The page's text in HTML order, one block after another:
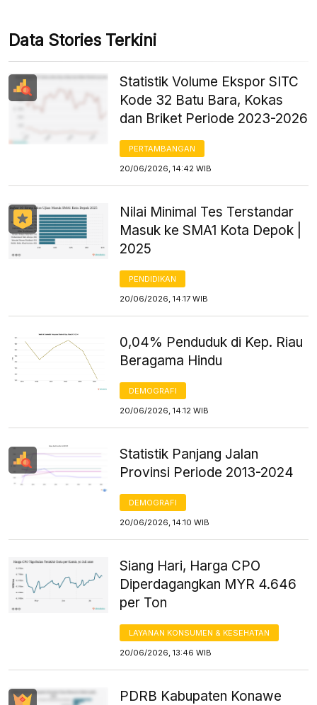
Data Stories Terkini
Statistik Volume Ekspor SITC
Kode 32 Batu Bara, Kokas
dan Briket Periode 2023-2026
PERTAMBANGAN
20/06/2026, 14:42 WIB
Nilai Minimal Tes Terstandar
Masuk ke SMA1 Kota Depok |
2025
PENDIDIKAN
20/06/2026, 14:17 WIB
0,04% Penduduk di Kep. Riau
Beragama Hindu
DEMOGRAFI
20/06/2026, 14:12 WIB
Statistik Panjang Jalan
Provinsi Periode 2013-2024
DEMOGRAFI
20/06/2026, 14:10 WIB
Siang Hari, Harga CPO
Diperdagangkan MYR 4.646
per Ton
LAYANAN KONSUMEN & KESEHATAN
20/06/2026, 13:46 WIB
PDRB Kabupaten Konawe